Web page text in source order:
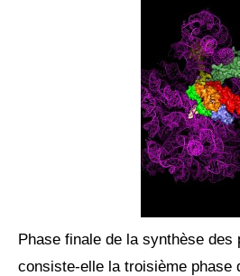
Phase finale de la synthèse des
consiste-elle la troisième phase